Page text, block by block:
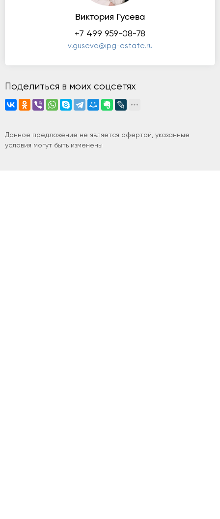
Виктория Гусева
+7 499 959-08-78
v.guseva@ipg-estate.ru
Поделиться в моих соцсетях
Данное предложение не является офертой, указанные
условия могут быть изменены